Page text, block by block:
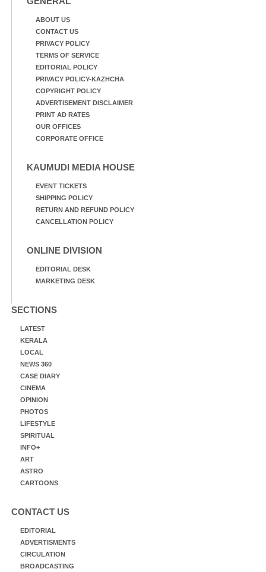
പങ്കെടുത്തുകൊണ്ട്
മുദ്രാവാക്യം വിളിക്കുന്ന
മുൻ മന്ത്രി എസ്. ശർമ്മ
ABOUT US
CONTACT US
PRIVACY POLICY
TERMS OF SERVICE
EDITORIAL POLICY
PRIVACY POLICY-KAZHCHA
COPYRIGHT POLICY
ADVERTISEMENT DISCLAIMER
PRINT AD RATES
OUR OFFICES
CORPORATE OFFICE
KAUMUDI MEDIA HOUSE
EVENT TICKETS
SHIPPING POLICY
RETURN AND REFUND POLICY
CANCELLATION POLICY
ONLINE DIVISION
EDITORIAL DESK
MARKETING DESK
SECTIONS
LATEST
KERALA
LOCAL
NEWS 360
CASE DIARY
CINEMA
OPINION
PHOTOS
LIFESTYLE
SPIRITUAL
INFO+
ART
ASTRO
CARTOONS
CONTACT US
EDITORIAL
ADVERTISMENTS
CIRCULATION
BROADCASTING